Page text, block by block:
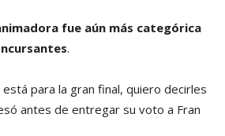
fue aún más categórica
.
para la gran final, quiero decirles
antes de entregar su voto a Fran